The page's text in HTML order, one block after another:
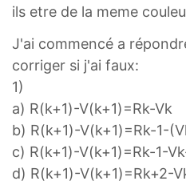
ils etre de la meme
J'ai commencé a
corriger si j'ai faux:
1)
a) R(k+1)-V(k+1)=Rk-Vk
b) R(k+1)-V(k+1)=Rk-1-
c) R(k+1)-V(k+1)=Rk-1-
d) R(k+1)-V(k+1)=Rk+2-